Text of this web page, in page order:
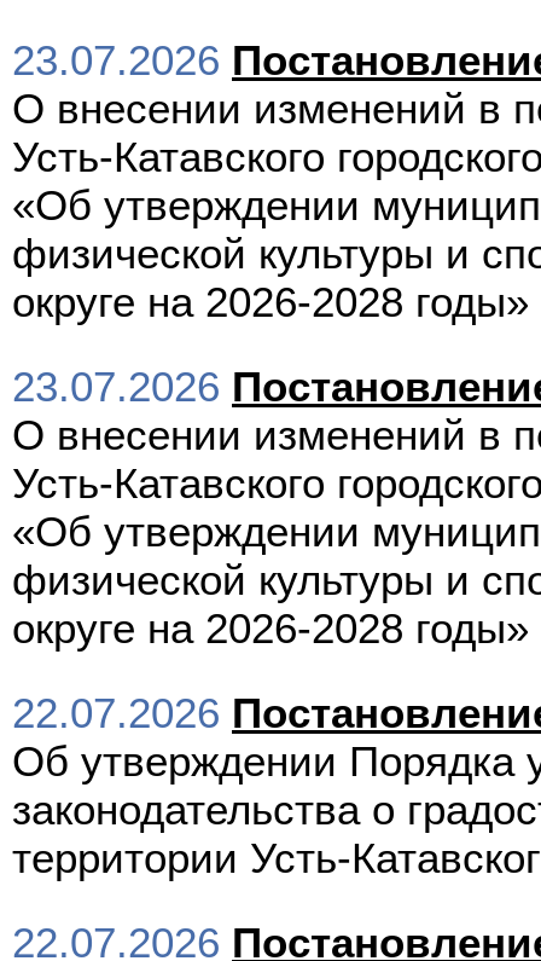
23.07.2026
О внесении изменений в
Усть-Катавского
«Об утверждении
физической культуры и
округе на 2026-2028 годы»
23.07.2026
О внесении изменений в
Усть-Катавского
«Об утверждении
физической культуры и
округе на 2026-2028 годы»
22.07.2026
Об утверждении Порядка
законодательства о
территории Усть-
22.07.2026